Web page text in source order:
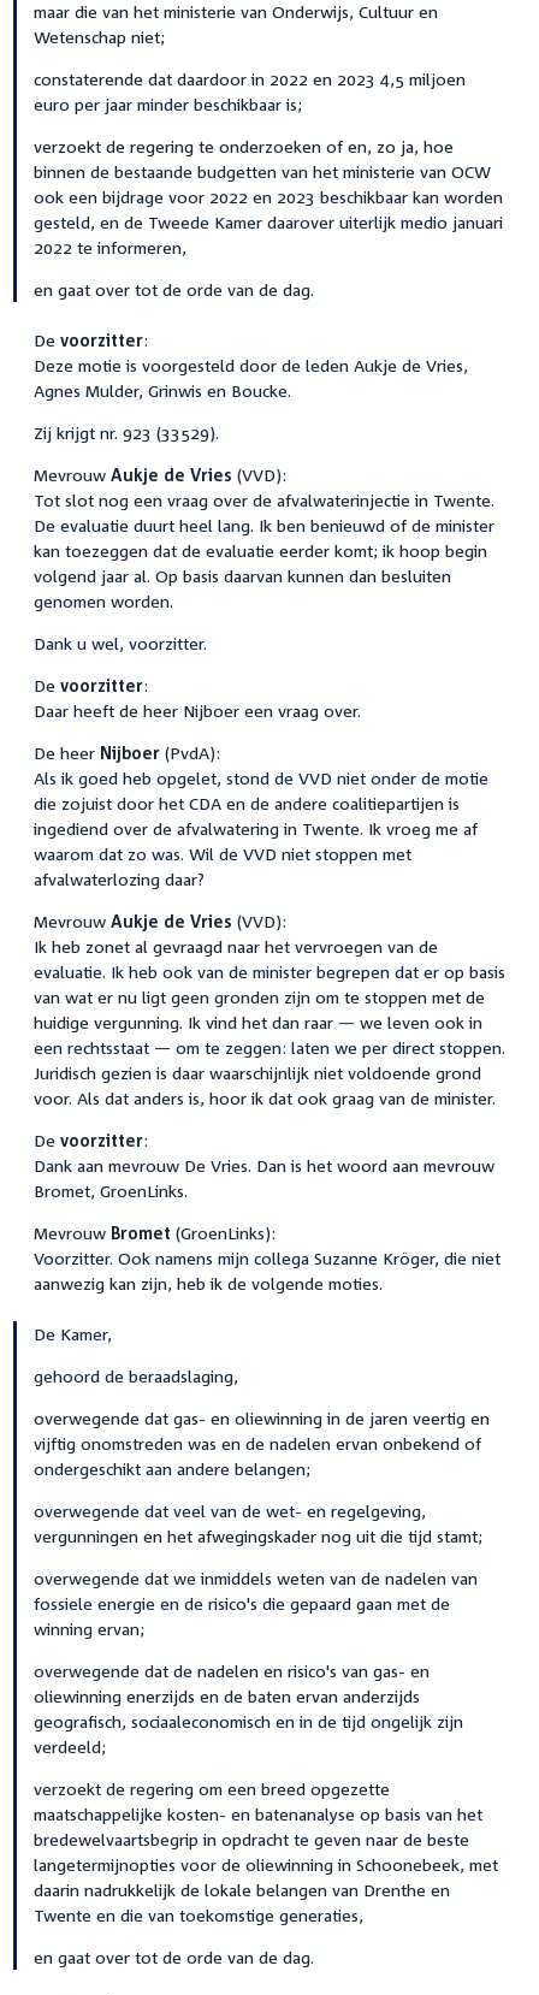
maar die van het ministerie van Onderwijs, Cultuur en
Wetenschap niet;
constaterende dat daardoor in 2022 en 2023 4,5 miljoen
euro per jaar minder beschikbaar is;
verzoekt de regering te onderzoeken of en, zo ja, hoe
binnen de bestaande budgetten van het ministerie van OCW
ook een bijdrage voor 2022 en 2023 beschikbaar kan worden
gesteld, en de Tweede Kamer daarover uiterlijk medio januari
2022 te informeren,
en gaat over tot de orde van de dag.
De voorzitter:
Deze motie is voorgesteld door de leden Aukje de Vries,
Agnes Mulder, Grinwis en Boucke.
Zij krijgt nr. 923 (33529).
Mevrouw Aukje de Vries (VVD):
Tot slot nog een vraag over de afvalwaterinjectie in Twente.
De evaluatie duurt heel lang. Ik ben benieuwd of de minister
kan toezeggen dat de evaluatie eerder komt; ik hoop begin
volgend jaar al. Op basis daarvan kunnen dan besluiten
genomen worden.
Dank u wel, voorzitter.
De voorzitter:
Daar heeft de heer Nijboer een vraag over.
De heer Nijboer (PvdA):
Als ik goed heb opgelet, stond de VVD niet onder de motie
die zojuist door het CDA en de andere coalitiepartijen is
ingediend over de afvalwatering in Twente. Ik vroeg me af
waarom dat zo was. Wil de VVD niet stoppen met
afvalwaterlozing daar?
Mevrouw Aukje de Vries (VVD):
Ik heb zonet al gevraagd naar het vervroegen van de
evaluatie. Ik heb ook van de minister begrepen dat er op basis
van wat er nu ligt geen gronden zijn om te stoppen met de
huidige vergunning. Ik vind het dan raar — we leven ook in
een rechtsstaat — om te zeggen: laten we per direct stoppen.
Juridisch gezien is daar waarschijnlijk niet voldoende grond
voor. Als dat anders is, hoor ik dat ook graag van de minister.
De voorzitter:
Dank aan mevrouw De Vries. Dan is het woord aan mevrouw
Bromet, GroenLinks.
Mevrouw Bromet (GroenLinks):
Voorzitter. Ook namens mijn collega Suzanne Kröger, die niet
aanwezig kan zijn, heb ik de volgende moties.
De Kamer,
gehoord de beraadslaging,
overwegende dat gas- en oliewinning in de jaren veertig en
vijftig onomstreden was en de nadelen ervan onbekend of
ondergeschikt aan andere belangen;
overwegende dat veel van de wet- en regelgeving,
vergunningen en het afwegingskader nog uit die tijd stamt;
overwegende dat we inmiddels weten van de nadelen van
fossiele energie en de risico's die gepaard gaan met de
winning ervan;
overwegende dat de nadelen en risico's van gas- en
oliewinning enerzijds en de baten ervan anderzijds
geografisch, sociaaleconomisch en in de tijd ongelijk zijn
verdeeld;
verzoekt de regering om een breed opgezette
maatschappelijke kosten- en batenanalyse op basis van het
bredewelvaartsbegrip in opdracht te geven naar de beste
langetermijnopties voor de oliewinning in Schoonebeek, met
daarin nadrukkelijk de lokale belangen van Drenthe en
Twente en die van toekomstige generaties,
en gaat over tot de orde van de dag.